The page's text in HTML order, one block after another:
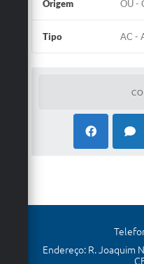
Origem OU -
Tipo AC -
Endereço: R. Joaquim